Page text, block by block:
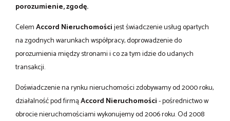
porozumienie, zgodę.
CelemAccord Nieruchomościjest świadczenie usług opartych
na zgodnych warunkach współpracy, doprowadzenie do
porozumienia między stronami i co za tym idzie do udanych
transakcji.
Doświadczenie na rynku nieruchomości zdobywamy od 2000 roku,
działalność pod firmąAccord Nieruchomości- pośrednictwo w
obrocie nieruchomościami wykonujemy od 2006 roku. Od 2008